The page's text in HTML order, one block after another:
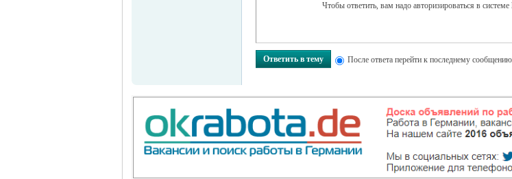
Чтобы ответить, вам надо авторизироваться в системе
Ответить в тему После ответа перейти к последнему сообщению